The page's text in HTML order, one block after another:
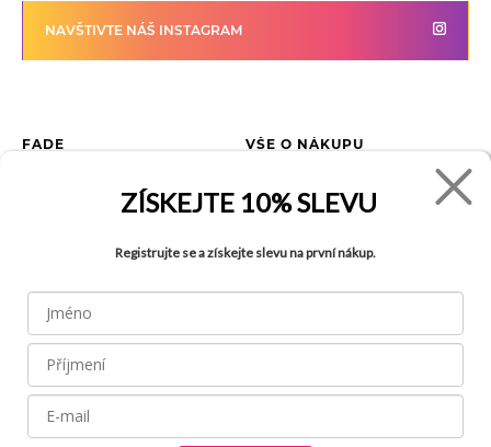
NAVŠTIVTE NÁŠ INSTAGRAM
FADE
Blog
VŠE O NÁKUPU
Jak reklamovat zboží
Tabulka velikostí
Recyklace
ZÍSKEJTE 10% SLEVU
Registrujte se a získejte slevu na první nákup.